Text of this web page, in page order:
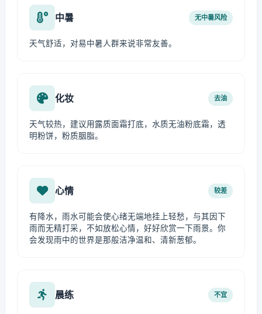
中暑 无中暑风险
天气舒适，对易中暑人群来说非常友善。
化妆 去油
天气较热，建议用露质面霜打底，水质无油粉底霜，透
明粉饼，粉质胭脂。
心情 较差
有降水，雨水可能会使心绪无端地挂上轻愁，与其因下
雨而无精打采，不如放松心情，好好欣赏一下雨景。你
会发现雨中的世界是那般洁净温和、清新葱郁。
晨练 不宜